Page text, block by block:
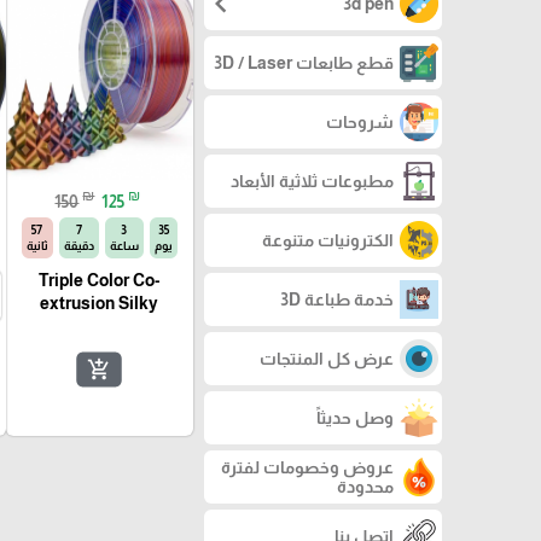
قطع طابعات 3D / Laser
شروحات
مطبوعات ثلاثية الأبعاد
الكترونيات متنوعة
خدمة طباعة 3D
عرض كل المنتجات
وصل حديثاً
عروض وخصومات لفترة
محدودة
اتصل بنا
150 ₪ 125 ₪
35
يوم
3
ساعة
7
دقيقة
57
ثانية
Triple Color Co-
extrusion Silky
add_shopping_cart